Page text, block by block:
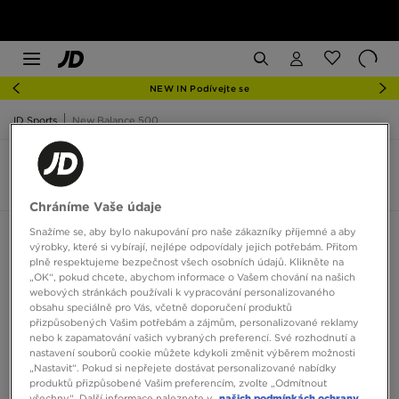
NEW IN Podívejte se
JD Sports New Balance 500
Seřadit:Doporučené Filtrovat
Chráníme Vaše údaje
Snažíme se, aby bylo nakupování pro naše zákazníky příjemné a aby
výrobky, které si vybírají, nejlépe odpovídaly jejich potřebám. Přitom
plně respektujeme bezpečnost všech osobních údajů. Klikněte na
„OK“, pokud chcete, abychom informace o Vašem chování na našich
webových stránkách používali k vypracování personalizovaného
obsahu speciálně pro Vás, včetně doporučení produktů
přizpůsobených Vašim potřebám a zájmům, personalizované reklamy
nebo k zapamatování vašich vybraných preferencí. Své rozhodnutí a
nastavení souborů cookie můžete kdykoli změnit výběrem možnosti
„Nastavit“. Pokud si nepřejete dostávat personalizované nabídky
produktů přizpůsobené Vašim preferencím, zvolte „Odmítnout